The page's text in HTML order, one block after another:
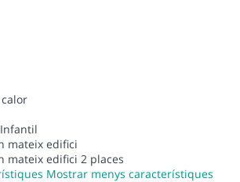
mateix edifici
mateix edifici 2 places
Mostrar menys característiques